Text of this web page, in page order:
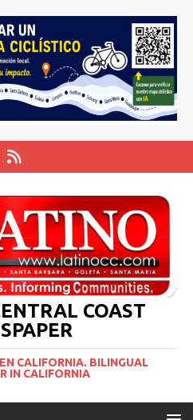
COAST
CALIFORNIA. BILINGUAL
IN CALIFORNIA